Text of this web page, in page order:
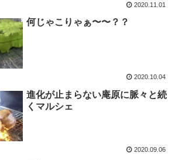
2020.11.01
何じゃこりゃぁ〜〜？？
2020.10.04
進化が止まらない庵原に脈々と続
くマルシェ
2020.09.06